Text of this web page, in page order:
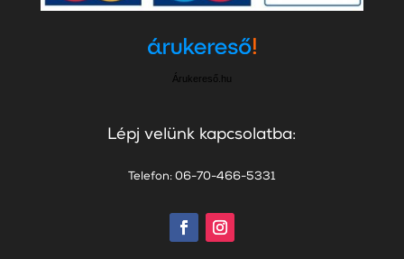
Árukereső.hu
Lépj velünk kapcsolatba:
Telefon: 06-70-466-5331